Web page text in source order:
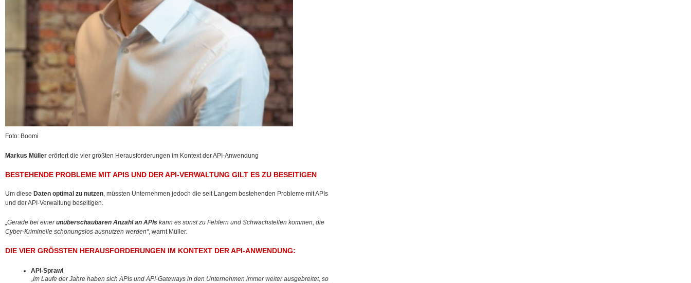
Foto: Boomi
Markus Müller erörtert die vier größten Herausforderungen im Kontext der API-Anwendung
BESTEHENDE PROBLEME MIT APIS UND DER API-VERWALTUNG GILT ES ZU BESEITIGEN
Um diese Daten optimal zu nutzen, müssten Unternehmen jedoch die seit Langem bestehenden Probleme mit APIs
und der API-Verwaltung beseitigen.
„Gerade bei einerunüberschaubaren Anzahl an APIs kann es sonst zu Fehlern und Schwachstellen kommen, die
Cyber-Kriminelle schonungslos ausnutzen werden“, warnt Müller.
DIE VIER GRÖSSTEN HERAUSFORDERUNGEN IM KONTEXT DER API-ANWENDUNG:
API-Sprawl
„Im Laufe der Jahre haben sich APIs und API-Gateways in den Unternehmen immer weiter ausgebreitet, so